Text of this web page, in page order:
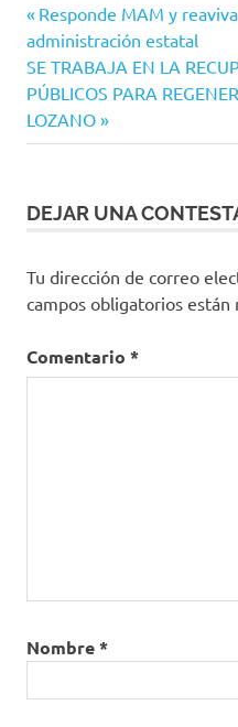
Navegación
de
entradas
Entrada
anterior:
Responde MAM y
administración estatal
Siguiente
entrada:
SE TRABAJA EN LA
PÚBLICOS PARA
LOZANO
DEJAR UNA
Tu dirección de correo
campos obligatorios están
Comentario *
Nombre*